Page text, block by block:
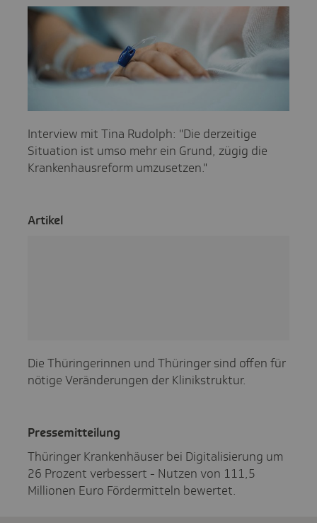
Interview mit Tina Rudolph: "Die derzeitige
Situation ist umso mehr ein Grund, zügig die
Krankenhausreform umzusetzen."
Artikel
Die Thüringerinnen und Thüringer sind offen für
nötige Veränderungen der Klinikstruktur.
Pres­se­mit­tei­lung
Thüringer Krankenhäuser bei Digitalisierung um
26 Prozent verbessert - Nutzen von 111,5
Millionen Euro Fördermitteln bewertet.